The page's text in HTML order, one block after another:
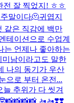
전 잘 찍었지! ㅎㅎ
말이다🫠귀엽지
같은 직감에 백만
테이션으로 수업계
는 언제나 좋아하는
미남이라고도 말한
나의 동기가 우산
으로 부터 온전...
늘 추위가 다 씻겨
📸📸📸📸 🚤🚤❣️❣️